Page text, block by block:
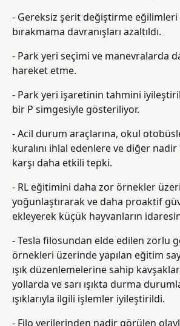
- Gereksiz şerit değiştirme
bırakmama davranışları azaltıldı.
- Park yeri seçimi ve manevralarda
hareket etme.
- Park yeri işaretinin tahmini
bir P simgesiyle gösteriliyor.
- Acil durum araçlarına, okul
kuralını ihlal edenlere ve diğer
karşı daha etkili tepki.
- RL eğitimini daha zor örnekler
yoğunlaştırarak ve daha proaktif
ekleyerek küçük hayvanların
- Tesla filosundan elde edilen zorlu
örnekleri üzerinde yapılan eğitim
ışık düzenlemelerine sahip
yollarda ve sarı ışıkta durma
ışıklarıyla ilgili işlemler iyileştirildi.
- Filo verilerinden nadir görülen